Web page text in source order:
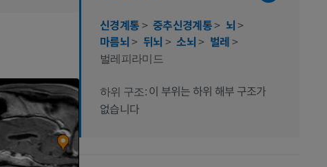
신경계통> 중추신경계통> 뇌>
마름뇌> 뒤뇌 > 소뇌> 벌레>
벌레피라미드
하위 구조: 이 부위는 하위 해부 구조가
없습니다